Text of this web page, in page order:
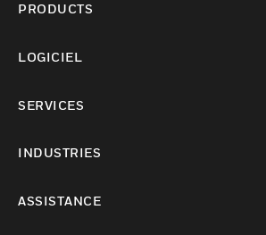
PRODUCTS
LOGICIEL
SERVICES
INDUSTRIES
ASSISTANCE